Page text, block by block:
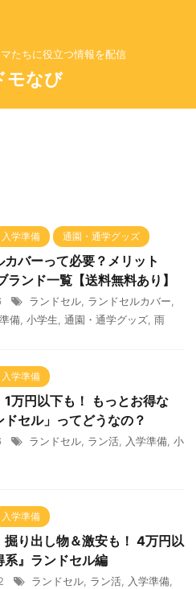
たちに役立つ情報を配信
モなび
入学準備 通園・通学グッズ
カバーって必要？メリット
ランド一覧【送料無料あり】
ランドセル ランドセルカバー
備 小学生 通園・通学グッズ 雨
入学準備
1万円以下も！ もっとお得な
ドセル」ってどうなの？
ランドセル ラン活 入学準備 小
入学準備
掘り出し物＆激安も！ 4万円以
系』ランドセル編
ランドセル ラン活 入学準備